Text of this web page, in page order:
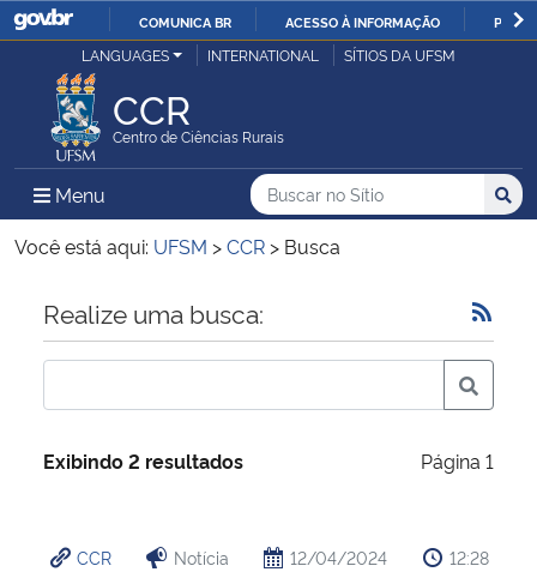
IR
COMUNICA BR ACESSO À INFORMAÇÃO
Ministério da Justiça e Segurança Pública
Ministério da Defesa
Ministério das Relações Exteriores
Ministério da Economia
Ministério da Infraestrutura
Ministério da Cidadania
LANGUAGES INTERNATIONAL SÍTIOS DA UFSM
CCR
Centro de Ciências Rurais
Menu Menu Principal do Sítio
Busca
Buscar no no Sítio
Busca:
Você está aqui: UFSM >CCR > Busca
Início do conteúdo
Realize uma busca:
Exibindo 2 resultados Página 1
CCR Notícia 12/04/2024 12:28